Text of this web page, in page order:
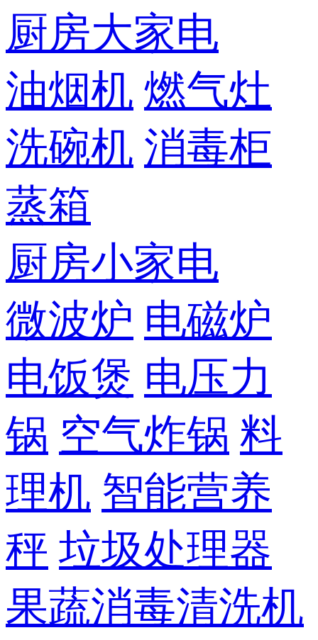
厨房大家电
油烟机 燃气灶
洗碗机 消毒柜
蒸箱
厨房小家电
微波炉 电磁炉
电饭煲 电压力
锅 空气炸锅 料
理机 智能营养
秤 垃圾处理器
果蔬消毒清洗机